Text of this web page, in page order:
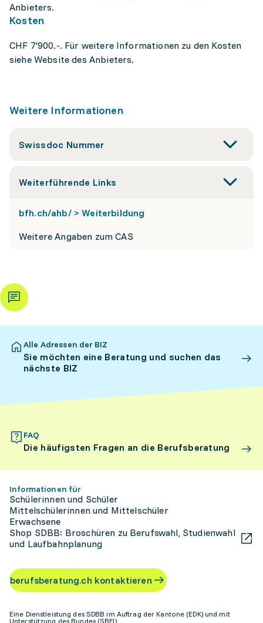
Anbieters.
Kosten
CHF 7'900.-. Für weitere Informationen zu den Kosten
siehe Website des Anbieters.
Weitere Informationen
Swissdoc Nummer
Weiterführende Links
bfh.ch/ahb/ > Weiterbildung
Weitere Angaben zum CAS
Alle Adressen der BIZ
Sie möchten eine Beratung und suchen das
nächste BIZ
FAQ
Die häufigsten Fragen an die Berufsberatung
Informationen für
Schülerinnen und Schüler
Mittelschülerinnen und Mittelschüler
Erwachsene
Shop SDBB: Broschüren zu Berufswahl, Studienwahl
und Laufbahnplanung
berufsberatung.ch kontaktieren
Eine Dienstleistung des SDBB im Auftrag der Kantone (EDK) und mit
Unterstützung des Bundes (SBFI)